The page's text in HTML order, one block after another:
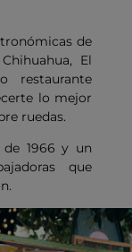
de
El
restaurante
lo mejor
ruedas.
1966 y un
que